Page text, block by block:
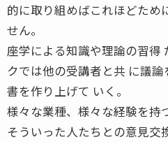
的に取り組めばこれほどため
せん。
座学による知識や理論の習得
クでは他の受講者と共 に議
書を作り上げて いく。
様々な業種、様々な経験を持
そういった人たちとの意見交